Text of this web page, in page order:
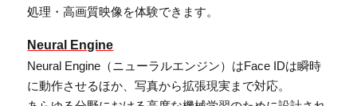
処理・高画質映像を体験できます。
Neural Engine
Neural Engine（ニューラルエンジン）はFace IDは瞬時
に動作させるほか、写真から拡張現実まで対応。